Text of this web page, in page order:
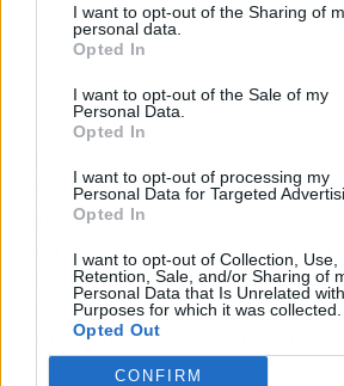
I want to opt-out of the Sharing of
personal data.
Opted In
I want to opt-out of the Sale of my
Personal Data.
Opted In
I want to opt-out of processing my
Personal Data for Targeted
Opted In
I want to opt-out of Collection, Use,
Retention, Sale, and/or Sharing of
Personal Data that Is Unrelated
Purposes for which it was collected.
Opted Out
CONFIRM
mediático en su estreno o si la
queda en anécdota de plató. La
estreno, en mayo, le da margen
calentando. Y conociendo
recortes virales en TikTok, no
ver el corte de la manía dando
toda la semana. Reseteo del